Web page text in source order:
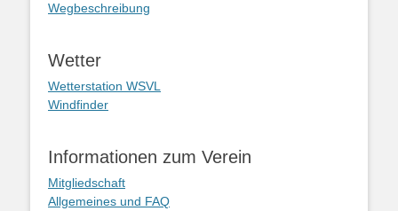
Wegbeschreibung
Wetter
Wetterstation WSVL
Windfinder
Informationen zum Verein
Mitgliedschaft
Allgemeines und FAQ